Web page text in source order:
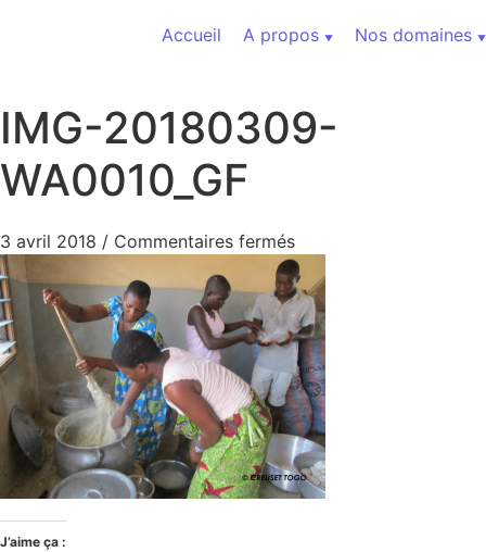
Accueil
A propos Nos domaines
IMG-20180309-
WA0010_GF
3 avril 2018 / Commentaires ferméssur IMG-20180309-
J’aime ça :